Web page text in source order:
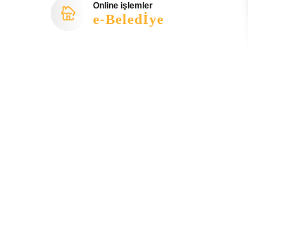
Online işlemler
e-Beledİye